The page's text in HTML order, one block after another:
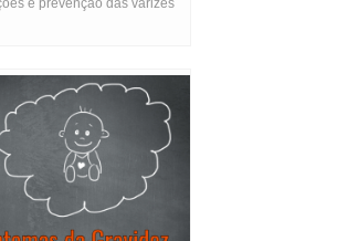
e prevenção das varizes